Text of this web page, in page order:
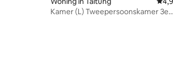
Kamer (L) Tweepersoonskamer 3e